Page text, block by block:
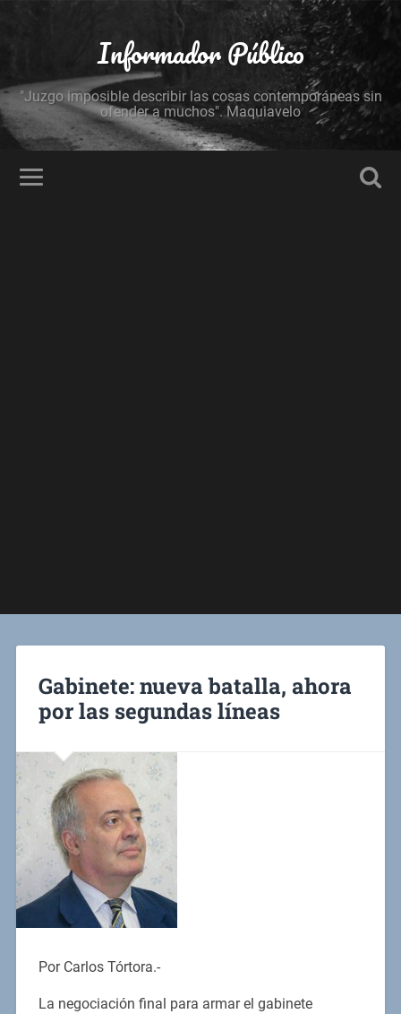
Informador Público
"Juzgo imposible describir las cosas contemporáneas sin
ofender a muchos". Maquiavelo
Gabinete: nueva batalla, ahora
por las segundas líneas
Por Carlos Tórtora.-
La negociación final para armar el gabinete